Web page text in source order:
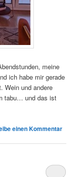
meine
ich habe mir gerade
Wein und andere
tabu… und das ist
einen Kommentar